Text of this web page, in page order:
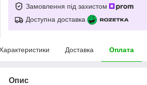
Замовлення під захистом
Доступна доставка
Доставка Оплата
Опис